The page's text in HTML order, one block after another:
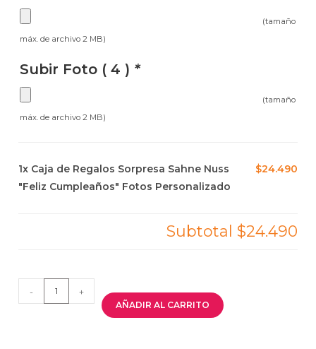
(tamaño
máx. de archivo 2 MB)
Subir Foto ( 4 ) *
(tamaño
máx. de archivo 2 MB)
1x Caja de Regalos Sorpresa Sahne Nuss
"Feliz Cumpleaños" Fotos Personalizado
$24.490
Subtotal $24.490
- +
AÑADIR AL CARRITO